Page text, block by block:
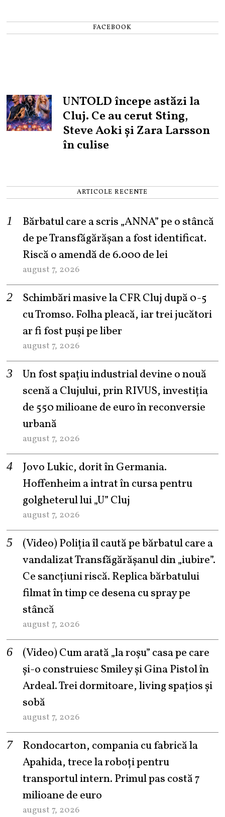
FACEBOOK
UNTOLD începe astăzi la
Cluj. Ce au cerut Sting,
Steve Aoki și Zara Larsson
în culise
ARTICOLE RECENTE
Bărbatul care a scris „ANNA” pe o stâncă
de pe Transfăgărășan a fost identificat.
Riscă o amendă de 6.000 de lei
august 7, 2026
Schimbări masive la CFR Cluj după 0-5
cu Tromso. Folha pleacă, iar trei jucători
ar fi fost puși pe liber
august 7, 2026
Un fost spațiu industrial devine o nouă
scenă a Clujului, prin RIVUS, investiția
de 550 milioane de euro în reconversie
urbană
august 7, 2026
Jovo Lukic, dorit în Germania.
Hoffenheim a intrat în cursa pentru
golgheterul lui „U” Cluj
august 7, 2026
(Video) Poliția îl caută pe bărbatul care a
vandalizat Transfăgărășanul din „iubire”.
Ce sancțiuni riscă. Replica bărbatului
filmat în timp ce desena cu spray pe
stâncă
august 7, 2026
(Video) Cum arată „la roşu” casa pe care
şi-o construiesc Smiley şi Gina Pistol în
Ardeal. Trei dormitoare, living spațios și
sobă
august 7, 2026
Rondocarton, compania cu fabrică la
Apahida, trece la roboți pentru
transportul intern. Primul pas costă 7
milioane de euro
august 7, 2026